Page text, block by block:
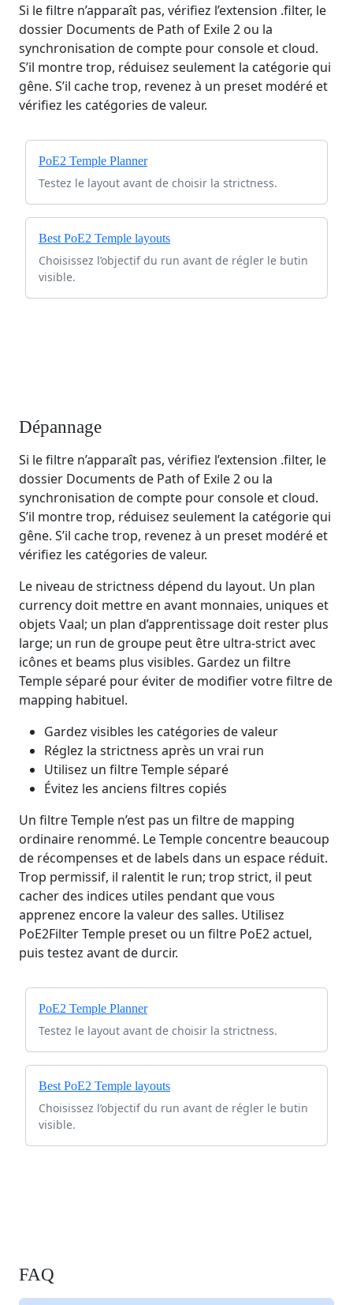
Si le filtre n’apparaît pas, vérifiez l’extension .filter, le
dossier Documents de Path of Exile 2 ou la
synchronisation de compte pour console et cloud.
S’il montre trop, réduisez seulement la catégorie qui
gêne. S’il cache trop, revenez à un preset modéré et
vérifiez les catégories de valeur.
PoE2 Temple Planner
Testez le layout avant de choisir la strictness.
Best PoE2 Temple layouts
Choisissez l’objectif du run avant de régler le butin
visible.
Dépannage
Si le filtre n’apparaît pas, vérifiez l’extension .filter, le
dossier Documents de Path of Exile 2 ou la
synchronisation de compte pour console et cloud.
S’il montre trop, réduisez seulement la catégorie qui
gêne. S’il cache trop, revenez à un preset modéré et
vérifiez les catégories de valeur.
Le niveau de strictness dépend du layout. Un plan
currency doit mettre en avant monnaies, uniques et
objets Vaal; un plan d’apprentissage doit rester plus
large; un run de groupe peut être ultra-strict avec
icônes et beams plus visibles. Gardez un filtre
Temple séparé pour éviter de modifier votre filtre de
mapping habituel.
Gardez visibles les catégories de valeur
Réglez la strictness après un vrai run
Utilisez un filtre Temple séparé
Évitez les anciens filtres copiés
Un filtre Temple n’est pas un filtre de mapping
ordinaire renommé. Le Temple concentre beaucoup
de récompenses et de labels dans un espace réduit.
Trop permissif, il ralentit le run; trop strict, il peut
cacher des indices utiles pendant que vous
apprenez encore la valeur des salles. Utilisez
PoE2Filter Temple preset ou un filtre PoE2 actuel,
puis testez avant de durcir.
PoE2 Temple Planner
Testez le layout avant de choisir la strictness.
Best PoE2 Temple layouts
Choisissez l’objectif du run avant de régler le butin
visible.
FAQ